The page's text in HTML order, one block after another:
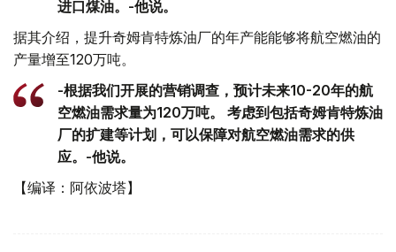
进口煤油。-他说。
据其介绍，提升奇姆肯特炼油厂的年产能能够将航空燃油的
产量增至120万吨。
-根据我们开展的营销调查，预计未来10-20年的航
空燃油需求量为120万吨。 考虑到包括奇姆肯特炼油
厂的扩建等计划，可以保障对航空燃油需求的供
应。-他说。
【编译：阿依波塔】